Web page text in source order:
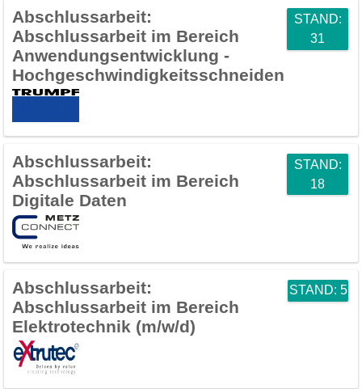
Abschlussarbeit:
Abschlussarbeit im Bereich
Anwendungsentwicklung -
Hochgeschwindigkeitsschneiden
STAND:
31
Abschlussarbeit:
Abschlussarbeit im Bereich
Digitale Daten
STAND:
18
Abschlussarbeit:
Abschlussarbeit im Bereich
Elektrotechnik (m/w/d)
STAND: 5